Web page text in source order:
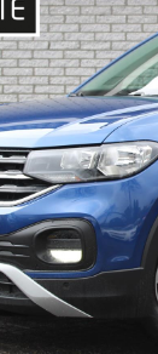
Zoekopdracht